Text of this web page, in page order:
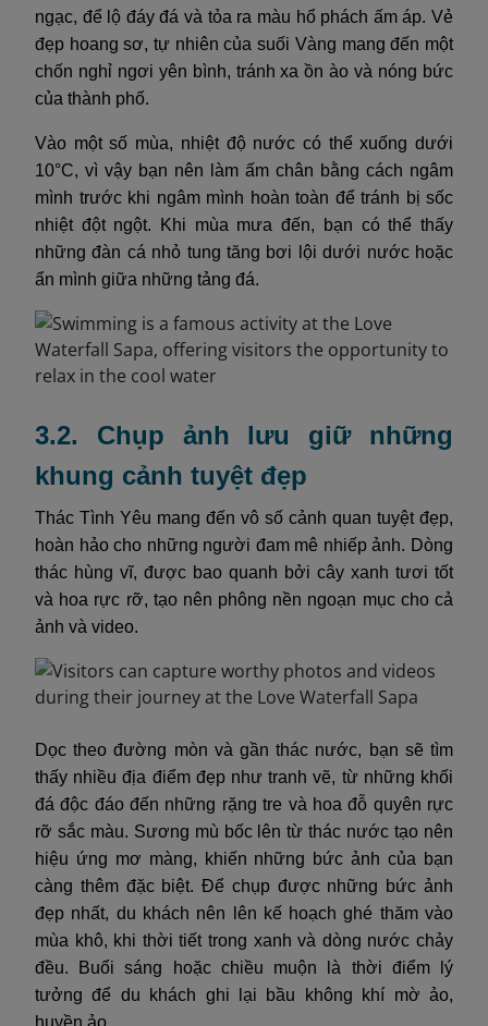
ngạc, để lộ đáy đá và tỏa ra màu hổ phách ấm áp. Vẻ
đẹp hoang sơ, tự nhiên của suối Vàng mang đến một
chốn nghỉ ngơi yên bình, tránh xa ồn ào và nóng bức
của thành phố.
Vào một số mùa, nhiệt độ nước có thể xuống dưới
10°C, vì vậy bạn nên làm ấm chân bằng cách ngâm
mình trước khi ngâm mình hoàn toàn để tránh bị sốc
nhiệt đột ngột. Khi mùa mưa đến, bạn có thể thấy
những đàn cá nhỏ tung tăng bơi lội dưới nước hoặc
ẩn mình giữa những tảng đá.
3.2. Chụp ảnh lưu giữ những
khung cảnh tuyệt đẹp
Thác Tình Yêu mang đến vô số cảnh quan tuyệt đẹp,
hoàn hảo cho những người đam mê nhiếp ảnh. Dòng
thác hùng vĩ, được bao quanh bởi cây xanh tươi tốt
và hoa rực rỡ, tạo nên phông nền ngoạn mục cho cả
ảnh và video.
Dọc theo đường mòn và gần thác nước, bạn sẽ tìm
thấy nhiều địa điểm đẹp như tranh vẽ, từ những khối
đá độc đáo đến những rặng tre và hoa đỗ quyên rực
rỡ sắc màu. Sương mù bốc lên từ thác nước tạo nên
hiệu ứng mơ màng, khiến những bức ảnh của bạn
càng thêm đặc biệt. Để chụp được những bức ảnh
đẹp nhất, du khách nên lên kế hoạch ghé thăm vào
mùa khô, khi thời tiết trong xanh và dòng nước chảy
đều. Buổi sáng hoặc chiều muộn là thời điểm lý
tưởng để du khách ghi lại bầu không khí mờ ảo,
huyền ảo.